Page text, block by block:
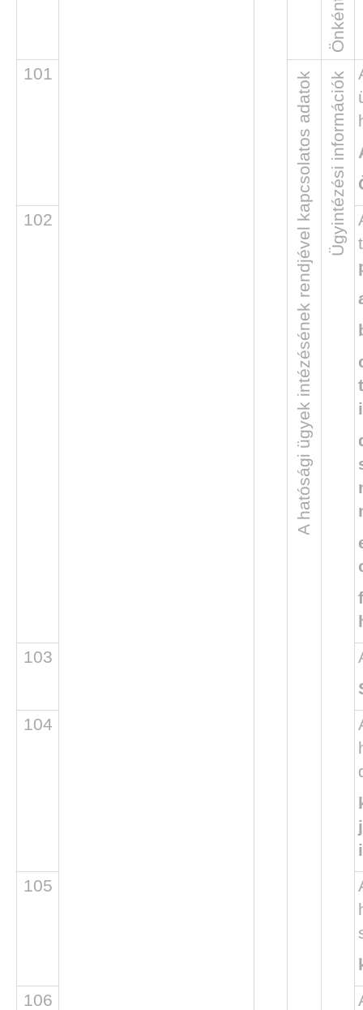
101 A hatósági ügyek intézésének rendjével kapcsolatos adatokÜgyintézési információk
102
103
104
105
106